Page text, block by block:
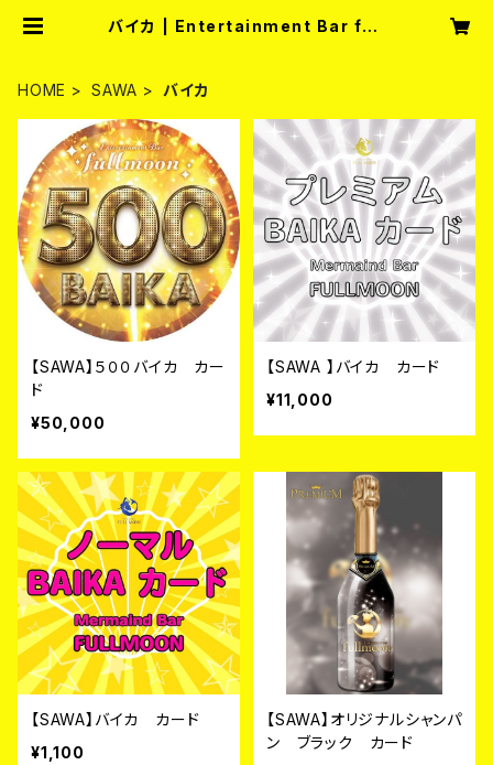
バイカ | Entertainment Bar full
HOME SAWA バイカ
【SAWA】５００バイカ カー
ド
¥50,000
【SAWA 】バイカ カード
¥11,000
【SAWA】バイカ カード
¥1,100
【SAWA】オリジナルシャンパ
ン ブラック カード